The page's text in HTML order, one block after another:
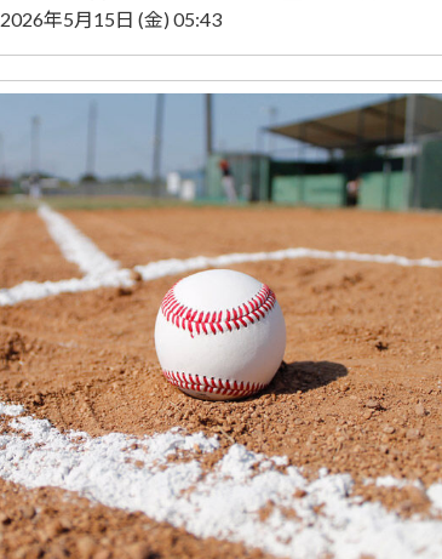
年5月15日 (金) 05:43